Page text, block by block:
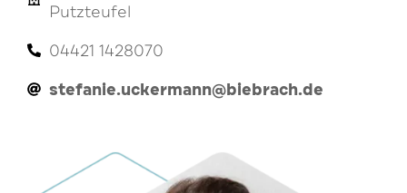
Putzteufel
04421 1428070
stefanie.uckermann@biebrach.de